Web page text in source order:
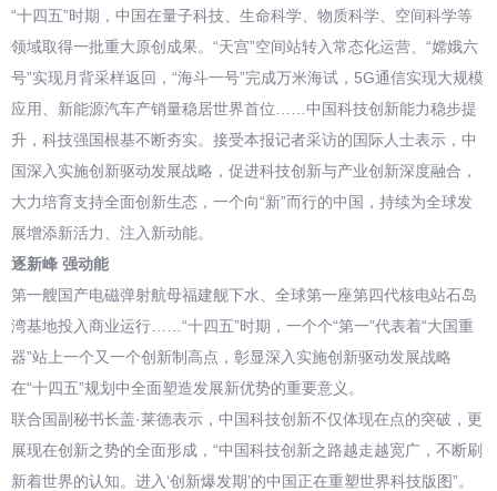
“十四五”时期，中国在量子科技、生命科学、物质科学、空间科学等
领域取得一批重大原创成果。“天宫”空间站转入常态化运营、“嫦娥六
号”实现月背采样返回，“海斗一号”完成万米海试，5G通信实现大规模
应用、新能源汽车产销量稳居世界首位……中国科技创新能力稳步提
升，科技强国根基不断夯实。接受本报记者采访的国际人士表示，中
国深入实施创新驱动发展战略，促进科技创新与产业创新深度融合，
大力培育支持全面创新生态，一个向“新”而行的中国，持续为全球发
展增添新活力、注入新动能。
逐新峰 强动能
第一艘国产电磁弹射航母福建舰下水、全球第一座第四代核电站石岛
湾基地投入商业运行……“十四五”时期，一个个“第一”代表着“大国重
器”站上一个又一个创新制高点，彰显深入实施创新驱动发展战略
在“十四五”规划中全面塑造发展新优势的重要意义。
联合国副秘书长盖·莱德表示，中国科技创新不仅体现在点的突破，更
展现在创新之势的全面形成，“中国科技创新之路越走越宽广，不断刷
新着世界的认知。进入‘创新爆发期’的中国正在重塑世界科技版图”。